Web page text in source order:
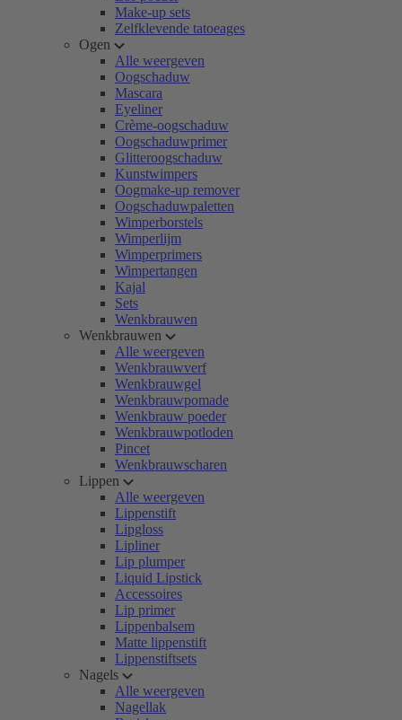
Make-up sets
Zelfklevende tatoeages
Ogen
Alle weergeven
Oogschaduw
Mascara
Eyeliner
Crème-oogschaduw
Oogschaduwprimer
Glitteroogschaduw
Kunstwimpers
Oogmake-up remover
Oogschaduwpaletten
Wimperborstels
Wimperlijm
Wimperprimers
Wimpertangen
Kajal
Sets
Wenkbrauwen
Wenkbrauwen
Alle weergeven
Wenkbrauwverf
Wenkbrauwgel
Wenkbrauwpomade
Wenkbrauw poeder
Wenkbrauwpotloden
Pincet
Wenkbrauwscharen
Lippen
Alle weergeven
Lippenstift
Lipgloss
Lipliner
Lip plumper
Liquid Lipstick
Accessoires
Lip primer
Lippenbalsem
Matte lippenstift
Lippenstiftsets
Nagels
Alle weergeven
Nagellak